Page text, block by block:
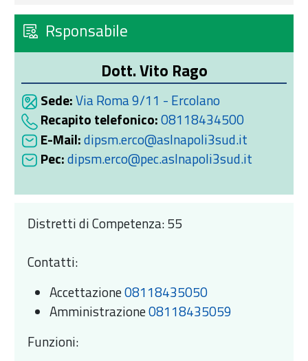
Rsponsabile
Dott. Vito Rago
Sede:Via Roma 9/11 - Ercolano
Recapito telefonico:08118434500
E-Mail:dipsm.erco@aslnapoli3sud.it
Pec:dipsm.erco@pec.aslnapoli3sud.it
Distretti di Competenza: 55
Contatti:
Accettazione08118435050
Amministrazione08118435059
Funzioni: